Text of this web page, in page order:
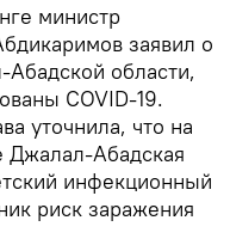
министр
заявил о
области,
COVID-19.
уточнила, что на
Джалал-Абадская
инфекционный
риск заражения